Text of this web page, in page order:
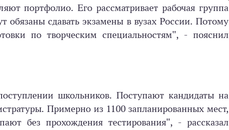
портфолио. Его рассматривает рабочая группа
сдавать экзамены в вузах России. Потому
по творческим специальностям", - пояснил
школьников. Поступают кандидаты на
Примерно из 1100 запланированных мест,
без прохождения тестирования", - рассказал